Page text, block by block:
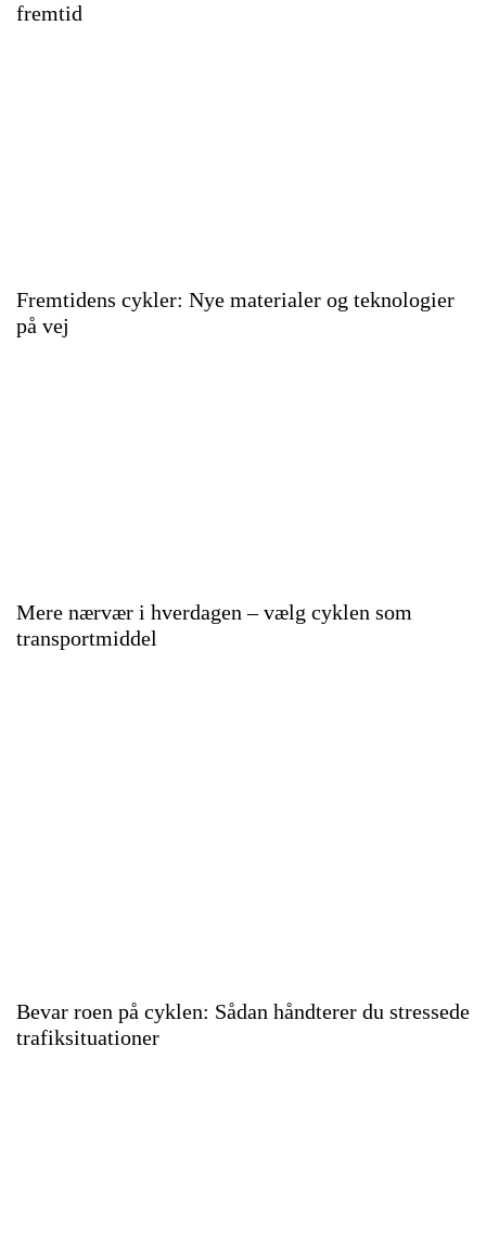
fremtid
Fremtidens cykler: Nye materialer og teknologier
på vej
Mere nærvær i hverdagen – vælg cyklen som
transportmiddel
Bevar roen på cyklen: Sådan håndterer du stressede
trafiksituationer